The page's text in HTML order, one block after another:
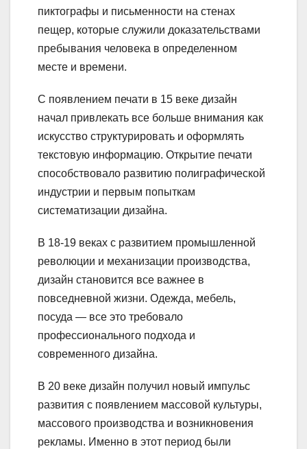
пиктографы и письменности на стенах
пещер, которые служили доказательствами
пребывания человека в определенном
месте и времени.
С появлением печати в 15 веке дизайн
начал привлекать все больше внимания как
искусство структурировать и оформлять
текстовую информацию. Открытие печати
способствовало развитию полиграфической
индустрии и первым попыткам
систематизации дизайна.
В 18-19 веках с развитием промышленной
революции и механизации производства,
дизайн становится все важнее в
повседневной жизни. Одежда, мебель,
посуда — все это требовало
профессионального подхода и
современного дизайна.
В 20 веке дизайн получил новый импульс
развития с появлением массовой культуры,
массового производства и возникновения
рекламы. Именно в этот период были